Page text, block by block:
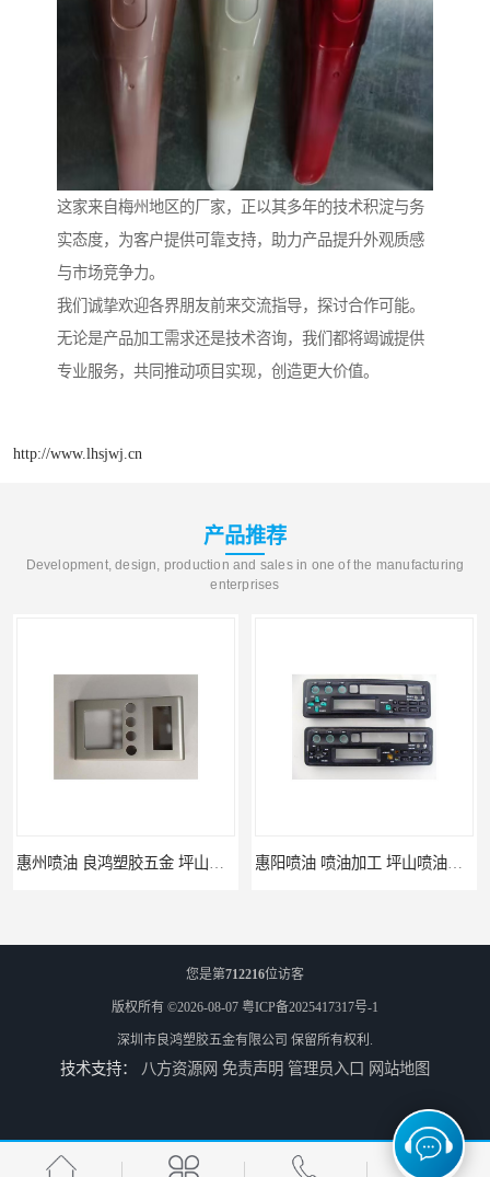
这家来自梅州地区的厂家，正以其多年的技术积淀与务
实态度，为客户提供可靠支持，助力产品提升外观质感
与市场竞争力。
我们诚挚欢迎各界朋友前来交流指导，探讨合作可能。
无论是产品加工需求还是技术咨询，我们都将竭诚提供
专业服务，共同推动项目实现，创造更大价值。
http://www.lhsjwj.cn
产品推荐
Development, design, production and sales in one of the manufacturing
enterprises
坑梓喷油 喷涂加工 惠州电视盒喷涂 坪地喷油 加工厂 坪地手机壳喷油加工厂
您是第712216位访客
版权所有 ©2026-08-07 粤ICP备2025417317号-1
深圳市良鸿塑胶五金有限公司 保留所有权利.
技术支持： 八方资源网 免责声明 管理员入口 网站地图